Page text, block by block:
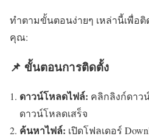
ทำตามขั้นตอนง่ายๆ เหล่านี้เพื่อ
คุณ:
📌 ขั้นตอนการติดตั้ง
ดาวน์โหลดไฟล์: คลิกลิงก์ดาว
ดาวน์โหลดเสร็จ
ค้นหาไฟล์: เปิดโฟลเดอร์